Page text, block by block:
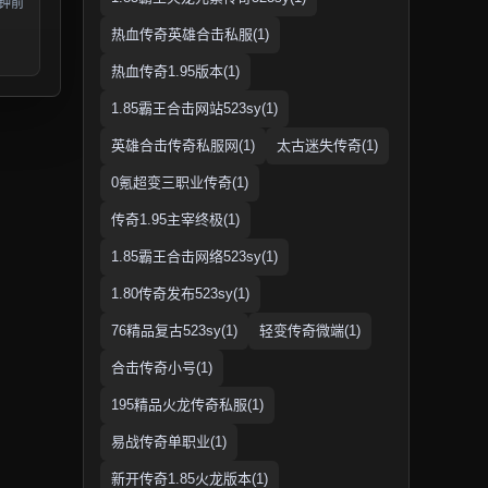
热血传奇英雄合击私服(1)
热血传奇1.95版本(1)
1.85霸王合击网站523sy(1)
英雄合击传奇私服网(1) 太古迷失传奇(1)
0氪超变三职业传奇(1)
传奇1.95主宰终极(1)
1.85霸王合击网络523sy(1)
1.80传奇发布523sy(1)
76精品复古523sy(1) 轻变传奇微端(1)
合击传奇小号(1)
195精品火龙传奇私服(1)
易战传奇单职业(1)
新开传奇1.85火龙版本(1)